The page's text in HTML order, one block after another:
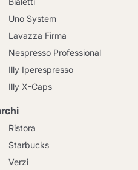
Uno System
Lavazza Firma
Nespresso Professional
Illy Iperespresso
Illy X-Caps
Ristora
Starbucks
Verzi